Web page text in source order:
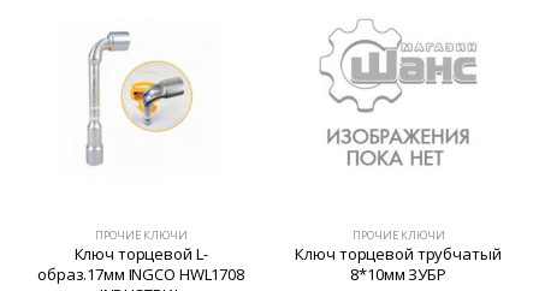
ПРОЧИЕ КЛЮЧИ
Ключ торцевой L-
образ.17мм INGCO HWL1708
ПРОЧИЕ КЛЮЧИ
Ключ торцевой трубчатый
8*10мм ЗУБР